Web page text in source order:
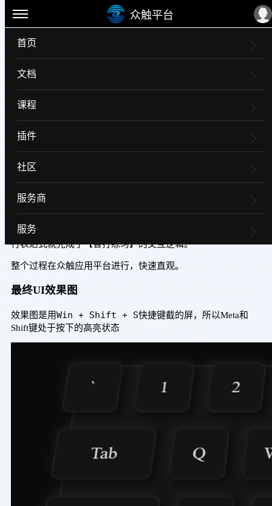
众触平台
首页
文档
课程
插件
社区
服务商
服务
案例
从零开始制作【立体键
盘】，画UI免写CSS，【盲打
练习】的交互逻辑只用了10来
行表达式！
0
体键盘】的静态页面，不用手写一行CSS代码，全程只用10来
行表达式就完成了【盲打练习】的交互逻辑。
整个过程在众触应用平台进行，快速直观。
最终UI效果图
效果图是用Win + Shift + S快捷键截的屏，所以Meta和
Shift键处于按下的高亮状态